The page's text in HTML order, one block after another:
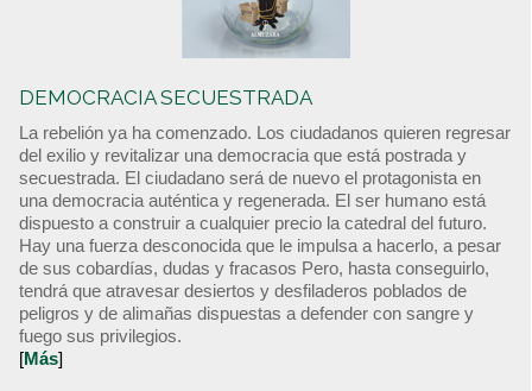
DEMOCRACIA SECUESTRADA
La rebelión ya ha comenzado. Los ciudadanos quieren regresar
del exilio y revitalizar una democracia que está postrada y
secuestrada. El ciudadano será de nuevo el protagonista en
una democracia auténtica y regenerada. El ser humano está
dispuesto a construir a cualquier precio la catedral del futuro.
Hay una fuerza desconocida que le impulsa a hacerlo, a pesar
de sus cobardías, dudas y fracasos Pero, hasta conseguirlo,
tendrá que atravesar desiertos y desfiladeros poblados de
peligros y de alimañas dispuestas a defender con sangre y
fuego sus privilegios.
[Más]